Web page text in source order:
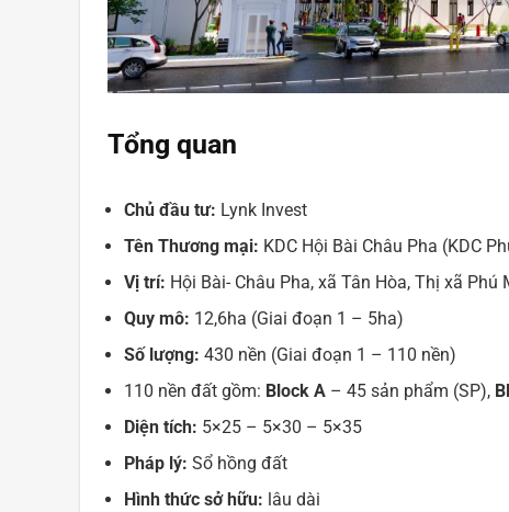
Tổng quan
Chủ đầu tư: Lynk Invest
Tên Thương mại: KDC Hội Bài Châu Pha (KDC
Vị trí: Hội Bài- Châu Pha, xã Tân Hòa, Thị xã
Quy mô: 12,6ha (Giai đoạn 1 – 5ha)
Số lượng: 430 nền (Giai đoạn 1 – 110 nền)
110 nền đất gồm: Block A – 45 sản phẩm (SP),
Diện tích: 5×25 – 5×30 – 5×35
Pháp lý: Sổ hồng đất
Hình thức sở hữu: lâu dài